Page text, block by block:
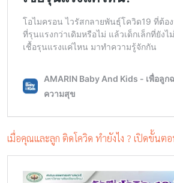
เมื่อคุณและลูก ติดโควิด ทำยังไง ? เปิดขั้นต